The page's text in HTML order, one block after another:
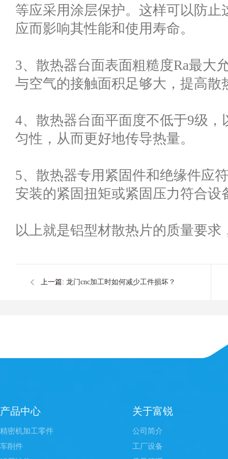
等应采用涂层保护。这样可以防
应而影响其性能和使用寿命。
3、散热器台面表面粗糙度Ra最大
与空气的接触面积足够大，提高散
4、散热器台面平面度不低于9级
匀性，从而更好地传导热量。
5、散热器专用紧固件和绝缘件应
安装的紧固扭矩或紧固压力符合设
以上就是铝型材散热片的质量要
上一篇: 龙门cnc加工时如何减少工件损坏？
产品中心
精密机加工零件
车削件
关于富锐
公司简介
工厂设备